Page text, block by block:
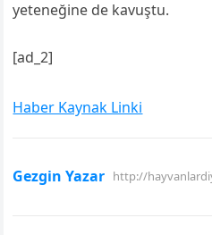
yeteneğine de kavuştu.
[ad_2]
Haber Kaynak Linki
Gezgin Yazar http://